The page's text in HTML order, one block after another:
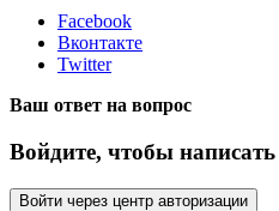
Facebook
Вконтакте
Twitter
Ваш ответ на вопрос
Войдите, чтобы написать
Войти через центр авторизации